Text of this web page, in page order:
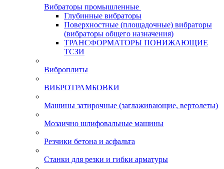
Вибраторы промышленные
Глубинные вибраторы
Поверхностные (площадочные) вибраторы
(вибраторы общего назначения)
ТРАНСФОРМАТОРЫ ПОНИЖАЮЩИЕ
ТСЗИ
Виброплиты
ВИБРОТРАМБОВКИ
Машины затирочные (заглаживающие, вертолеты)
Мозаично шлифовальные машины
Резчики бетона и асфальта
Станки для резки и гибки арматуры